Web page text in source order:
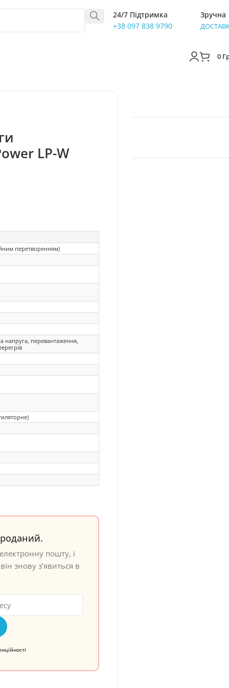
24/7 Підтримка
+38 097 838 9790
Зручна
0
LP-W
перетворенням)
напруга, перевантаження,
пошту, і
знову з’явиться в